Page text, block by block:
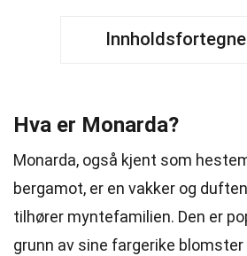
Hva er Monarda?
Monarda, også kjent som
bergamot, er en vakker og
tilhører myntefamilien. Den er
grunn av sine fargerike